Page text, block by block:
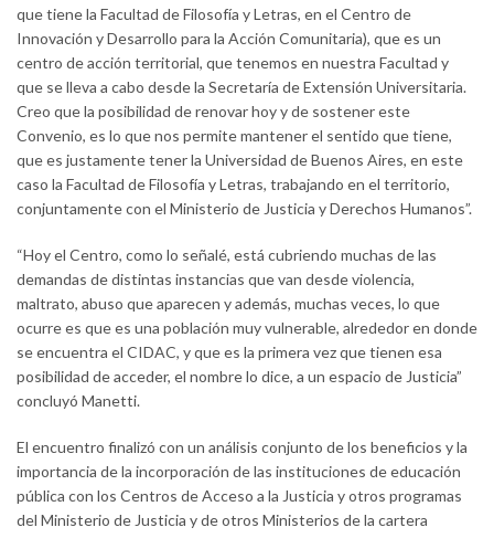
que tiene la Facultad de Filosofía y Letras, en el Centro de
Innovación y Desarrollo para la Acción Comunitaria), que es un
centro de acción territorial, que tenemos en nuestra Facultad y
que se lleva a cabo desde la Secretaría de Extensión Universitaria.
Creo que la posibilidad de renovar hoy y de sostener este
Convenio, es lo que nos permite mantener el sentido que tiene,
que es justamente tener la Universidad de Buenos Aires, en este
caso la Facultad de Filosofía y Letras, trabajando en el territorio,
conjuntamente con el Ministerio de Justicia y Derechos Humanos”.
“Hoy el Centro, como lo señalé, está cubriendo muchas de las
demandas de distintas instancias que van desde violencia,
maltrato, abuso que aparecen y además, muchas veces, lo que
ocurre es que es una población muy vulnerable, alrededor en donde
se encuentra el CIDAC, y que es la primera vez que tienen esa
posibilidad de acceder, el nombre lo dice, a un espacio de Justicia”
concluyó Manetti.
El encuentro finalizó con un análisis conjunto de los beneficios y la
importancia de la incorporación de las instituciones de educación
pública con los Centros de Acceso a la Justicia y otros programas
del Ministerio de Justicia y de otros Ministerios de la cartera